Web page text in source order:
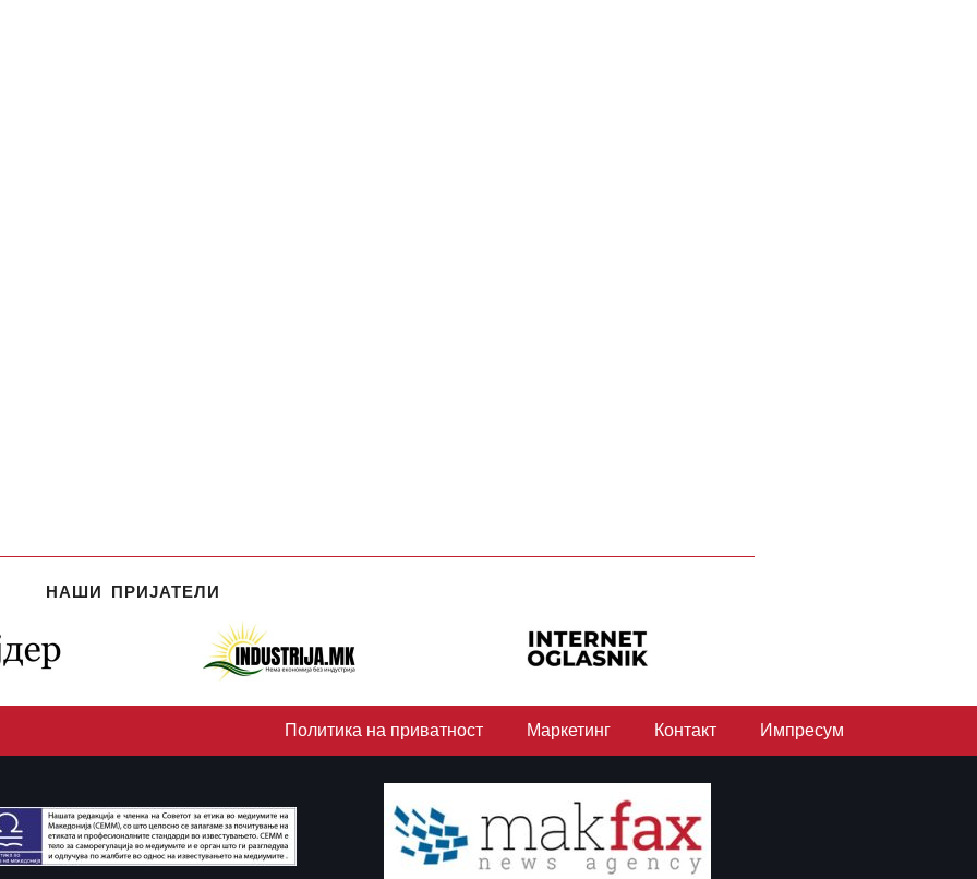
НАШИ ПРИЈАТЕЛИ
Политика на приватност Маркетинг Контакт Импресум